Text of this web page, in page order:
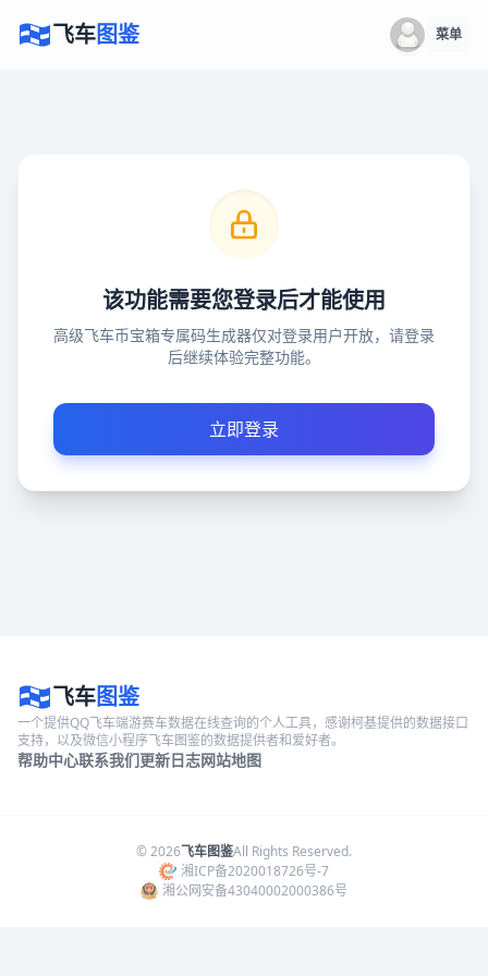
飞车图鉴 菜单
该功能需要您登录后才能使用
高级飞车币宝箱专属码生成器仅对登录用户开放，请登录
后继续体验完整功能。
立即登录
飞车图鉴
一个提供QQ飞车端游赛车数据在线查询的个人工具，感谢柯基提供的数据接口
支持，以及微信小程序飞车图鉴的数据提供者和爱好者。
帮助中心联系我们更新日志网站地图
© 2026飞车图鉴All Rights Reserved.
湘ICP备2020018726号-7
湘公网安备43040002000386号